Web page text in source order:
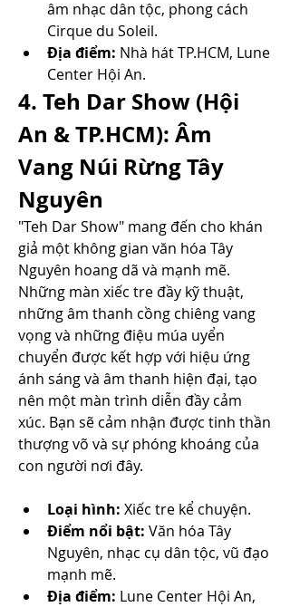
âm nhạc dân tộc, phong cách
Cirque du Soleil.
Địa điểm: Nhà hát TP.HCM, Lune
Center Hội An.
4. Teh Dar Show (Hội
An & TP.HCM): Âm
Vang Núi Rừng Tây
Nguyên
"Teh Dar Show" mang đến cho khán
giả một không gian văn hóa Tây
Nguyên hoang dã và mạnh mẽ.
Những màn xiếc tre đầy kỹ thuật,
những âm thanh cồng chiêng vang
vọng và những điệu múa uyển
chuyển được kết hợp với hiệu ứng
ánh sáng và âm thanh hiện đại, tạo
nên một màn trình diễn đầy cảm
xúc. Bạn sẽ cảm nhận được tinh thần
thượng võ và sự phóng khoáng của
con người nơi đây.
Loại hình: Xiếc tre kể chuyện.
Điểm nổi bật: Văn hóa Tây
Nguyên, nhạc cụ dân tộc, vũ đạo
mạnh mẽ.
Địa điểm: Lune Center Hội An,